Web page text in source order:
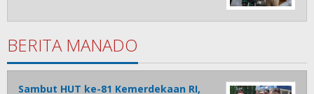
BERITA MANADO
Sambut HUT ke-81 Kemerdekaan RI,